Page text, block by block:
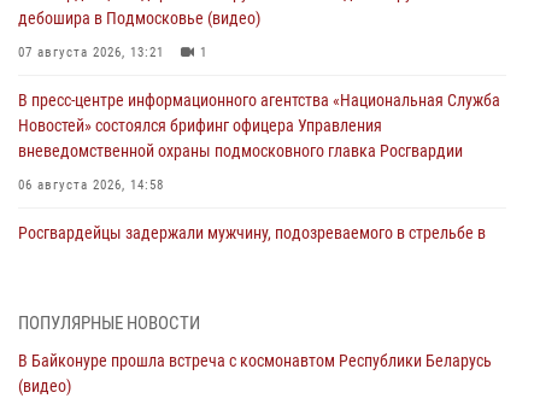
дебошира в Подмосковье (видео)
07 августа 2026, 13:21 1
В пресс-центре информационного агентства «Национальная Служба
Новостей» состоялся брифинг офицера Управления
вневедомственной охраны подмосковного главка Росгвардии
06 августа 2026, 14:58
Росгвардейцы задержали мужчину, подозреваемого в стрельбе в
Подмосковье
05 августа 2026, 15:52
ПОПУЛЯРНЫЕ НОВОСТИ
В Байконуре прошла встреча с космонавтом Республики Беларусь
(видео)